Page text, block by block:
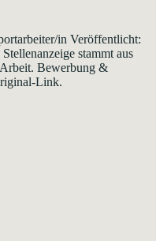
in Veröffentlicht:
stammt aus
Bewerbung &
Link.